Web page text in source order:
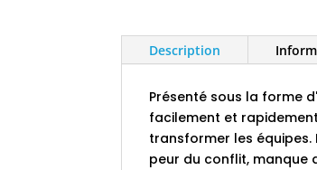
Description
Présenté sous la forme
facilement et
transformer les
peur du conflit, manque